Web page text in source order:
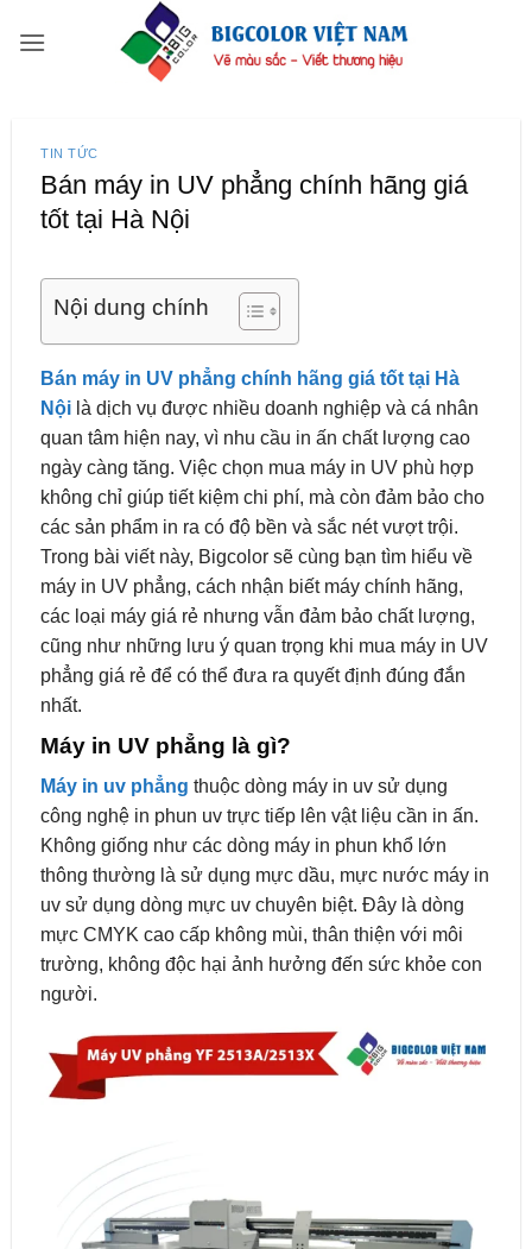
qua
TIN TỨC
Bán máy in UV phẳng chính hãng giá
tốt tại Hà Nội
Nội dung chính
Bán máy in UV phẳng chính hãng giá tốt tại Hà
Nội là dịch vụ được nhiều doanh nghiệp và cá nhân
quan tâm hiện nay, vì nhu cầu in ấn chất lượng cao
ngày càng tăng. Việc chọn mua máy in UV phù hợp
không chỉ giúp tiết kiệm chi phí, mà còn đảm bảo cho
các sản phẩm in ra có độ bền và sắc nét vượt trội.
Trong bài viết này, Bigcolor sẽ cùng bạn tìm hiểu về
máy in UV phẳng, cách nhận biết máy chính hãng,
các loại máy giá rẻ nhưng vẫn đảm bảo chất lượng,
cũng như những lưu ý quan trọng khi mua máy in UV
phẳng giá rẻ để có thể đưa ra quyết định đúng đắn
nhất.
Máy in UV phẳng là gì?
Máy in uv phẳng thuộc dòng máy in uv sử dụng
công nghệ in phun uv trực tiếp lên vật liệu cần in ấn.
Không giống như các dòng máy in phun khổ lớn
thông thường là sử dụng mực dầu, mực nước máy in
uv sử dụng dòng mực uv chuyên biệt. Đây là dòng
mực CMYK cao cấp không mùi, thân thiện với môi
trường, không độc hại ảnh hưởng đến sức khỏe con
người.